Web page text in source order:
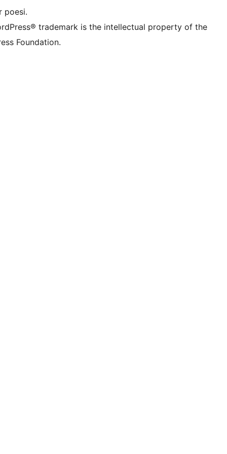
poesi.
trademark is the intellectual property of the
Foundation.